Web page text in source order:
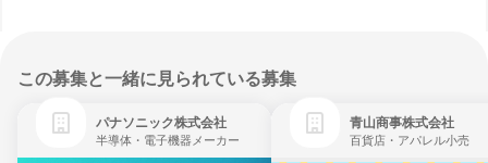
この募集と一緒に見られている募集
パナソニック株式会社
半導体・電子機器メーカー
青山商事株式会社
百貨店・アパレル小売